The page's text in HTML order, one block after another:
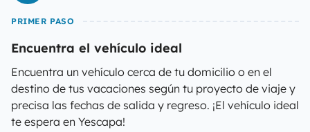
PRIMER PASO
Encuentra el vehículo ideal
Encuentra un vehículo cerca de tu domicilio o en el
destino de tus vacaciones según tu proyecto de viaje y
precisa las fechas de salida y regreso. ¡El vehículo ideal
te espera en Yescapa!